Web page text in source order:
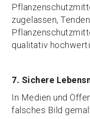
zugelassen,
qualitativ
7. Sichere
In Medien und
falsches Bild